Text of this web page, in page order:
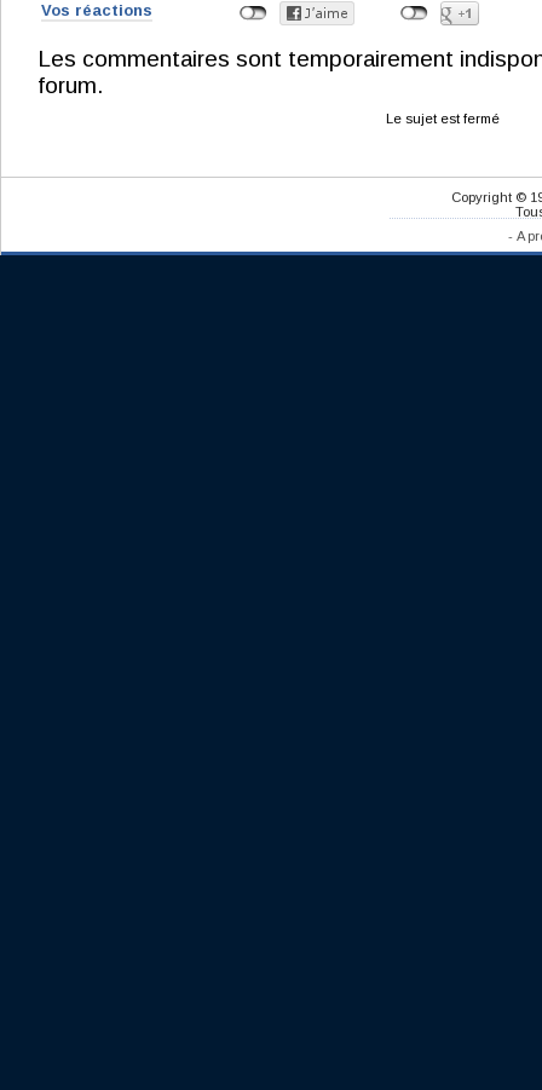
Vos réactions
Les commentaires sont temporairement
forum.
Le sujet est fermé
Copyright ©
- A